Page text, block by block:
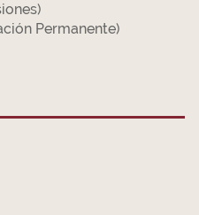
Permanente)